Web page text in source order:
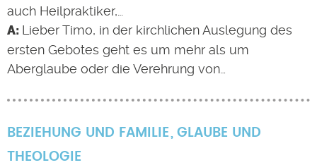
auch Heilpraktiker,…
Lieber Timo, in der kirchlichen Auslegung des
ersten Gebotes geht es um mehr als um
Aberglaube oder die Verehrung von…
BEZIEHUNG UND FAMILIE
GLAUBE UND
THEOLOGIE